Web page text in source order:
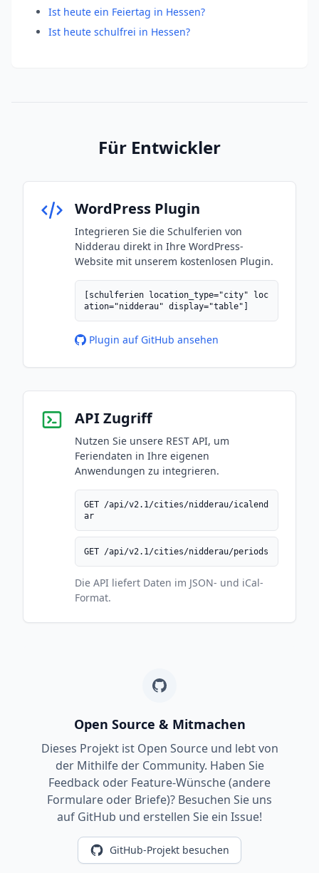
Ist heute ein Feiertag in Hessen?
Ist heute schulfrei in Hessen?
Für Entwickler
WordPress Plugin
Integrieren Sie die Schulferien von
Nidderau direkt in Ihre WordPress-
Website mit unserem kostenlosen Plugin.
[schulferien location_type="city" loc
ation="nidderau" display="table"]
Plugin auf GitHub ansehen
API Zugriff
Nutzen Sie unsere REST API, um
Feriendaten in Ihre eigenen
Anwendungen zu integrieren.
GET /api/v2.1/cities/nidderau/icalend
ar
GET /api/v2.1/cities/nidderau/periods
Die API liefert Daten im JSON- und iCal-
Format.
Open Source & Mitmachen
Dieses Projekt ist Open Source und lebt von
der Mithilfe der Community. Haben Sie
Feedback oder Feature-Wünsche (andere
Formulare oder Briefe)? Besuchen Sie uns
auf GitHub und erstellen Sie ein Issue!
GitHub-Projekt besuchen